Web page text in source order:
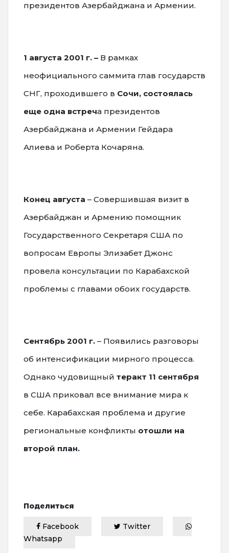
президентов Азербайджана и Армении.
1 августа 2001 г. – В рамках
неофициального саммита глав государств
СНГ, проходившего в Сочи, состоялась
еще одна встреча президентов
Азербайджана и Армении Гейдара
Алиева и Роберта Кочаряна.
Конец августа – Совершившая визит в
Азербайджан и Армению помощник
Государственного Секретаря США по
вопросам Европы Элизабет Джонс
провела консультации по Карабахской
проблемы с главами обоих государств.
Сентябрь 2001 г. – Появились разговоры
об интенсификации мирного процесса.
Однако чудовищный теракт 11 сентября
в США приковал все внимание мира к
себе. Карабахская проблема и другие
региональные конфликты отошли на
второй план.
Поделиться
Facebook
Twitter
Whatsapp